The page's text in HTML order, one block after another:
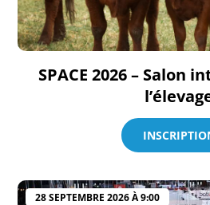
SPACE 2026 – Salon
28 SEPTEMBRE 2026 À 9:00